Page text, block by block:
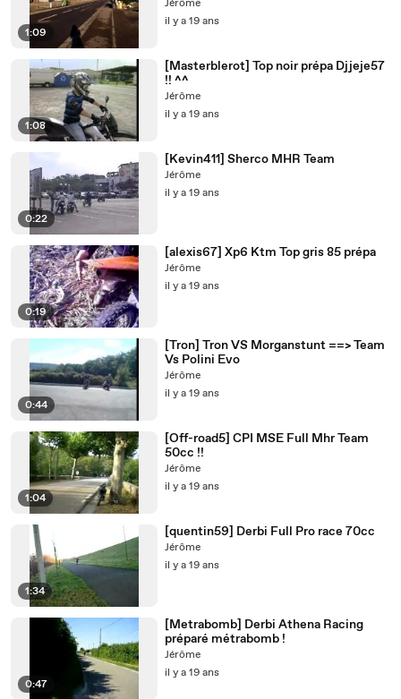
1:09
Jérôme
il y a 19 ans
1:08
[Masterblerot] Top noir prépa Djjeje57
!! ^^
Jérôme
il y a 19 ans
0:22
[Kevin411] Sherco MHR Team
Jérôme
il y a 19 ans
0:19
[alexis67] Xp6 Ktm Top gris 85 prépa
Jérôme
il y a 19 ans
0:44
[Tron] Tron VS Morganstunt ==> Team
Vs Polini Evo
Jérôme
il y a 19 ans
1:04
[Off-road5] CPI MSE Full Mhr Team
50cc !!
Jérôme
il y a 19 ans
1:34
[quentin59] Derbi Full Pro race 70cc
Jérôme
il y a 19 ans
0:47
[Metrabomb] Derbi Athena Racing
préparé métrabomb !
Jérôme
il y a 19 ans